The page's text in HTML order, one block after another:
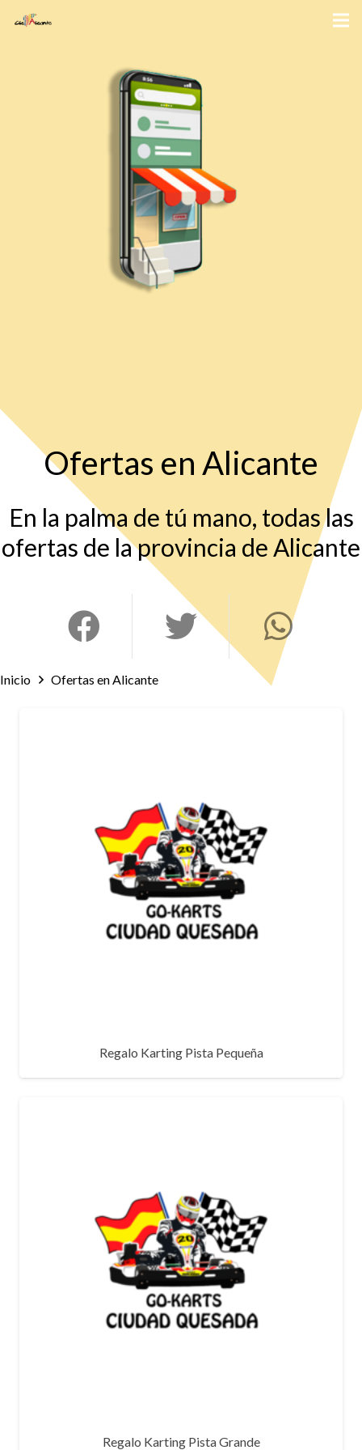
Ofertas en Alicante
En la palma de tú mano, todas las
ofertas de la provincia de Alicante
Inicio Ofertas en Alicante
Regalo Karting Pista Pequeña
Regalo Karting Pista Grande